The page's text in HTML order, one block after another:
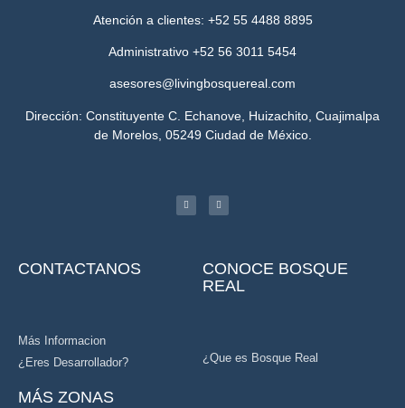
Atención a clientes: +52 55 4488 8895
Administrativo +52 56 3011 5454
asesores@livingbosquereal.com
Dirección: Constituyente C. Echanove, Huizachito, Cuajimalpa
de Morelos, 05249 Ciudad de México.
CONTACTANOS
Más Informacion
¿Eres Desarrollador?
MÁS ZONAS
CONOCE BOSQUE
REAL
¿Que es Bosque Real